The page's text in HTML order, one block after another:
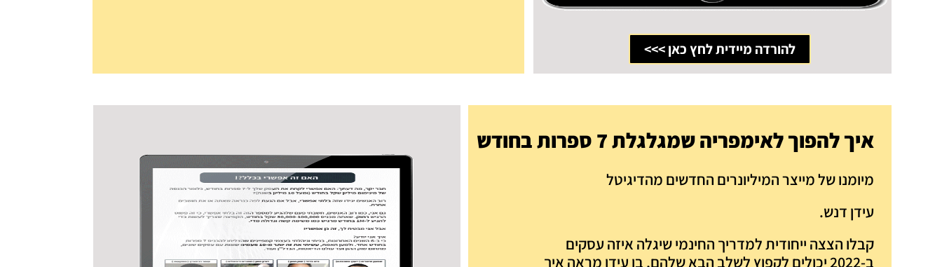
להורדה מיידית לחץ כאן >>>
איך להפוך לאימפריה שמגלגלת 7 ספרות בחודש
מיומנו של מייצר המיליונרים החדשים מהדיגיטל
עידן דנש.
קבלו הצצה ייחודית למדריך החינמי שיגלה איזה עסקים
ב-2022 יכולים לקפוץ לשלב הבא שלהם, בו עידן מראה איך